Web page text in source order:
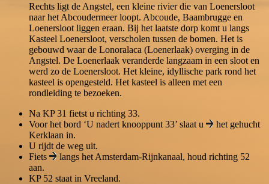
Rechts ligt de Angstel, een kleine rivier die van Loenersloot
naar het Abcoudermeer loopt. Abcoude, Baambrugge en
Loenersloot liggen eraan. Bij het laatste dorp komt u langs
Kasteel Loenersloot, verscholen tussen de bomen. Het is
gebouwd waar de Lonoralaca (Loenerlaak) overging in de
Angstel. De Loenerlaak veranderde langzaam in een sloot en
werd zo de Loenersloot. Het kleine, idyllische park rond het
kasteel is opengesteld. Het kasteel is alleen met een
rondleiding te bezoeken.
Na KP 31 fietst u richting 33.
Voor het bord ‘U nadert knooppunt 33’ slaat u
het gehucht
Kerklaan in.
U rijdt de weg uit.
Fiets
langs het Amsterdam-Rijnkanaal, houd richting 52
aan.
KP 52 staat in Vreeland.